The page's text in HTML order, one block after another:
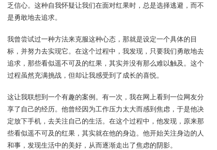
乏信心。这种自我怀疑让我们在面对红果时，总是选择逃避，而不
是勇敢地去追求。
我曾尝试过一种方法来克服这种心态，那就是设定一个具体的目
标，并努力去实现它。在这个过程中，我发现，只要我们勇敢地去
追求，那些看似遥不可及的红果，其实并没有那么难以触及。这个
过程虽然充满挑战，但却让我感受到了成长的喜悦。
这让我联想到一个有趣的案例。有一次，我在网上看到一位网友分
享了自己的经历。他曾经因为工作压力太大而感到焦虑，于是他决
定放下手机，去关注自己的生活。在这个过程中，他发现，原来那
些看似遥不可及的红果，其实就在他的身边。他开始关注身边的人
和事，发现生活中的美好，从而逐渐走出了焦虑的阴影。